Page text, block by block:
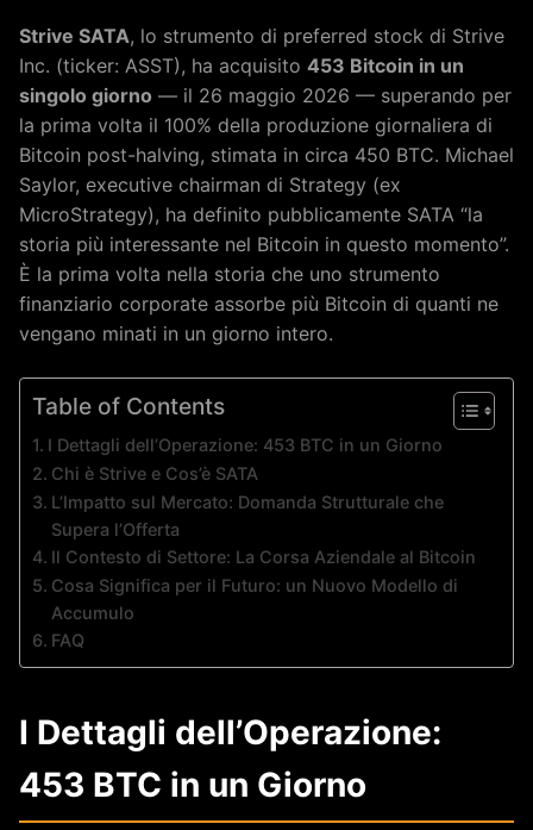
Strive SATA, lo strumento di preferred stock di Strive
Inc. (ticker: ASST), ha acquisito 453 Bitcoin in un
singolo giorno — il 26 maggio 2026 — superando per
la prima volta il 100% della produzione giornaliera di
Bitcoin post-halving, stimata in circa 450 BTC. Michael
Saylor, executive chairman di Strategy (ex
MicroStrategy), ha definito pubblicamente SATA “la
storia più interessante nel Bitcoin in questo momento”.
È la prima volta nella storia che uno strumento
finanziario corporate assorbe più Bitcoin di quanti ne
vengano minati in un giorno intero.
Table of Contents
I Dettagli dell’Operazione: 453 BTC in un Giorno
Chi è Strive e Cos’è SATA
L’Impatto sul Mercato: Domanda Strutturale che
Supera l’Offerta
Il Contesto di Settore: La Corsa Aziendale al Bitcoin
Cosa Significa per il Futuro: un Nuovo Modello di
Accumulo
FAQ
I Dettagli dell’Operazione:
453 BTC in un Giorno